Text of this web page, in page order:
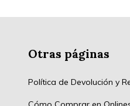
Otras páginas
Política de Devolución y